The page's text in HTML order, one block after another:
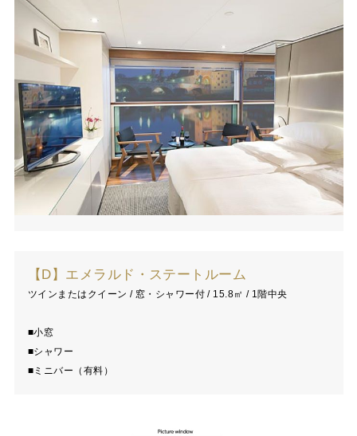
【D】エメラルド・ステートルーム
ツインまたはクイーン / 窓・シャワー付 / 15.8㎡ / 1階中央
■小窓
■シャワー
■ミニバー（有料）